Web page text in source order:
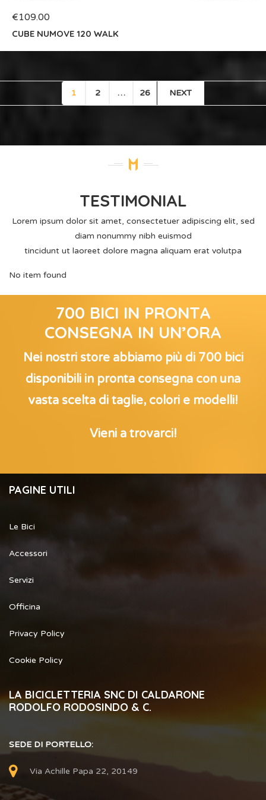
€109.00
CUBE NUMOVE 120 WALK
1 2 … 26 NEXT
TESTIMONIAL
Lorem ipsum dolor sit amet, consectetuer adipiscing elit, sed
diam nonummy nibh euismod
tincidunt ut laoreet dolore magna aliquam erat volutpa
No item found
700 BICI IN PRONTA
CONSEGNA IN UN’ORA
Nei nostri store abbiamo più di 700 bici
disponibili in pronta consegna con una
vasta scelta di taglie, colori e modelli!
Vieni a trovarci!
PAGINE UTILI
Le Bici
Accessori
Servizi
Officina
Privacy Policy
Cookie Policy
LA BICICLETTERIA SNC DI CALDARONE
RODOLFO RODOSINDO & C.
SEDE DI PORTELLO:
Via Achille Papa 22, 20149